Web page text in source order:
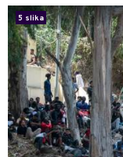
5 slika